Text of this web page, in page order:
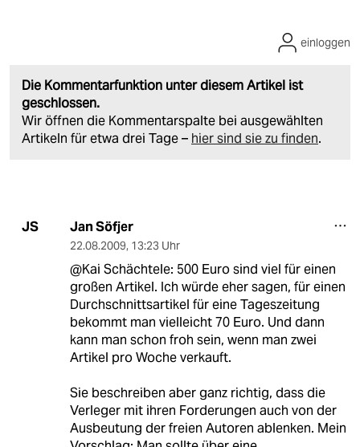
Die Kommentarfunktion unter diesem Artikel ist
geschlossen.
Wir öffnen die Kommentarspalte bei ausgewählten
Artikeln für etwa drei Tage – hier sind sie zu finden.
einloggen
JS Jan Söfjer
22.08.2009, 13:23 Uhr
@Kai Schächtele: 500 Euro sind viel für einen
großen Artikel. Ich würde eher sagen, für einen
Durchschnittsartikel für eine Tageszeitung
bekommt man vielleicht 70 Euro. Und dann
kann man schon froh sein, wenn man zwei
Artikel pro Woche verkauft.
Sie beschreiben aber ganz richtig, dass die
Verleger mit ihren Forderungen auch von der
Ausbeutung der freien Autoren ablenken. Mein